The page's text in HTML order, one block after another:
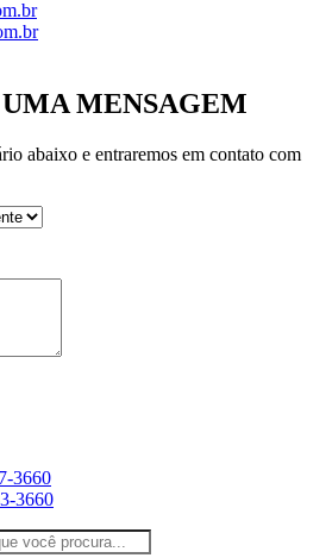
MENSAGEM
abaixo e entraremos em contato com
3660
3660